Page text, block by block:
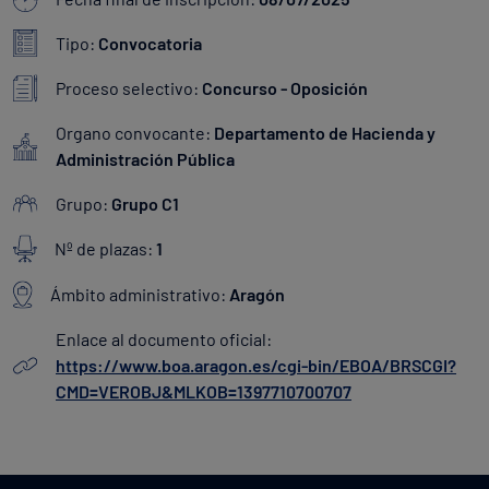
Tipo: Convocatoria
Proceso selectivo: Concurso - Oposición
Organo convocante: Departamento de Hacienda y
Administración Pública
Grupo: Grupo C1
Nº de plazas: 1
Ámbito administrativo: Aragón
Enlace al documento oficial:
https://www.boa.aragon.es/cgi-bin/EBOA/BRSCGI?
CMD=VEROBJ&MLKOB=1397710700707